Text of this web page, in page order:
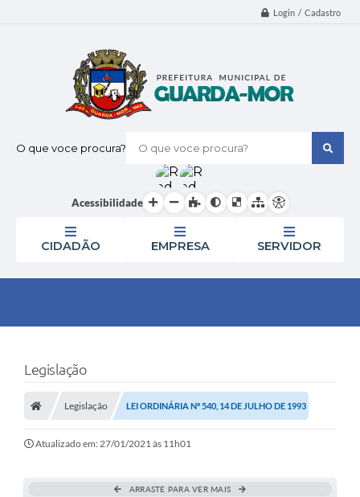
Login / Cadastro
O que voce procura?
Acessibilidade
CIDADÃO EMPRESA SERVIDOR
Legislação
Legislação LEI ORDINÁRIA Nº 540, 14 DE JULHO DE 1993
Atualizado em: 27/01/2021 às 11h01
ARRASTE PARA VER MAIS